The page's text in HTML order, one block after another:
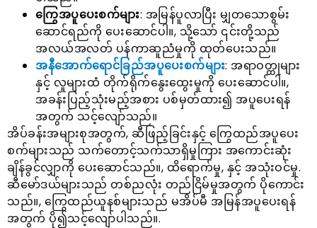
ကြွေအပူပေးစက်များ: အမြန်ပူလာပြီး မျှတသောစွမ်း
ဆောင်ရည်ကို ပေးဆောင်ပါ။, သို့သော် ၎င်းတို့သည်
အလယ်အလတ် ပန်ကာဆူညံမှုကို ထုတ်ပေးသည်။
အနီအောက်ရောင်ခြည်အပူပေးစက်များ: အရာဝတ္ထုများ
နှင့် လူများထံ တိုက်ရိုက်နွေးထွေးမှုကို ပေးဆောင်ပါ။,
အခန်းပြည့်သုံးမည့်အစား ပစ်မှတ်ထား၍ အပူပေးရန်
အတွက် သင့်လျော်သည်။
အိပ်ခန်းအများစုအတွက်, ဆီဖြည့်ခြင်းနှင့် ကြွေထည်အပူပေး
စက်များသည် သက်တောင့်သက်သာရှိမှုကြား အကောင်းဆုံး
ချိန်ခွင်လျှာကို ပေးဆောင်သည်။, ထိရောက်မှု, နှင့် အသုံးဝင်မှု.
ဆီမော်ဒယ်များသည် တစ်ညလုံး တည်ငြိမ်မှုအတွက် ပိုကောင်း
သည်။, ကြွေထည်ယူနစ်များသည် မအိပ်မီ အမြန်အပူပေးရန်
အတွက် ပို၍သင့်လျော်ပါသည်။.